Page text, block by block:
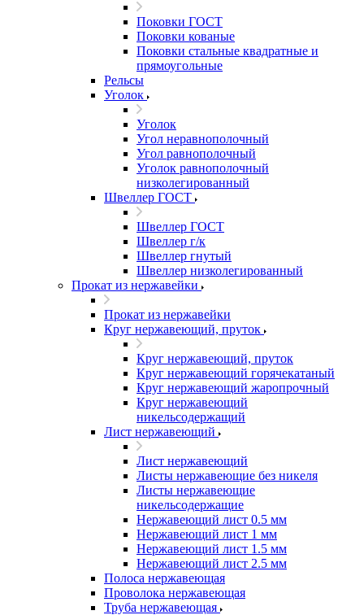
Поковки ГОСТ
Поковки кованые
Поковки стальные квадратные и
прямоугольные
Рельсы
Уголок
Уголок
Угол неравнополочный
Угол равнополочный
Уголок равнополочный
низколегированный
Швеллер ГОСТ
Швеллер ГОСТ
Швеллер г/к
Швеллер гнутый
Швеллер низколегированный
Прокат из нержавейки
Прокат из нержавейки
Круг нержавеющий, пруток
Круг нержавеющий, пруток
Круг нержавеющий горячекатаный
Круг нержавеющий жаропрочный
Круг нержавеющий
никельсодержащий
Лист нержавеющий
Лист нержавеющий
Листы нержавеющие без никеля
Листы нержавеющие
никельсодержащие
Нержавеющий лист 0.5 мм
Нержавеющий лист 1 мм
Нержавеющий лист 1.5 мм
Нержавеющий лист 2.5 мм
Полоса нержавеющая
Проволока нержавеющая
Труба нержавеющая